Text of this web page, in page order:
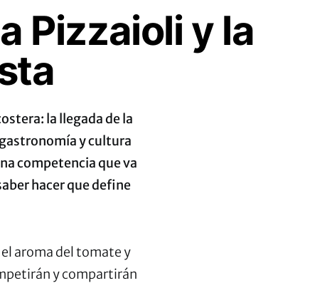
Pizzaioli y la
la llegada de la
y cultura
competencia que va
hacer que define
aroma del tomate y
y compartirán